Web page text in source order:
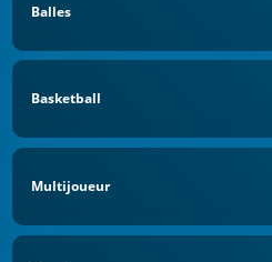
Balles
Basketball
Multijoueur